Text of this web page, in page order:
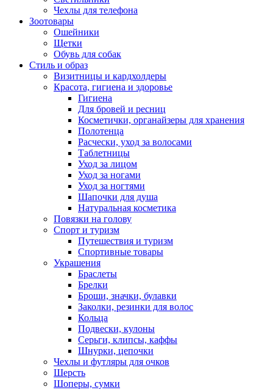
Чехлы для телефона
Зоотовары
Ошейники
Щетки
Обувь для собак
Стиль и образ
Визитницы и кардхолдеры
Красота, гигиена и здоровье
Гигиена
Для бровей и ресниц
Косметички, органайзеры для хранения
Полотенца
Расчески, уход за волосами
Таблетницы
Уход за лицом
Уход за ногами
Уход за ногтями
Шапочки для душа
Натуральная косметика
Повязки на голову
Спорт и туризм
Путешествия и туризм
Спортивные товары
Украшения
Браслеты
Брелки
Броши, значки, булавки
Заколки, резинки для волос
Кольца
Подвески, кулоны
Серьги, клипсы, каффы
Шнурки, цепочки
Чехлы и футляры для очков
Шерсть
Шоперы, сумки